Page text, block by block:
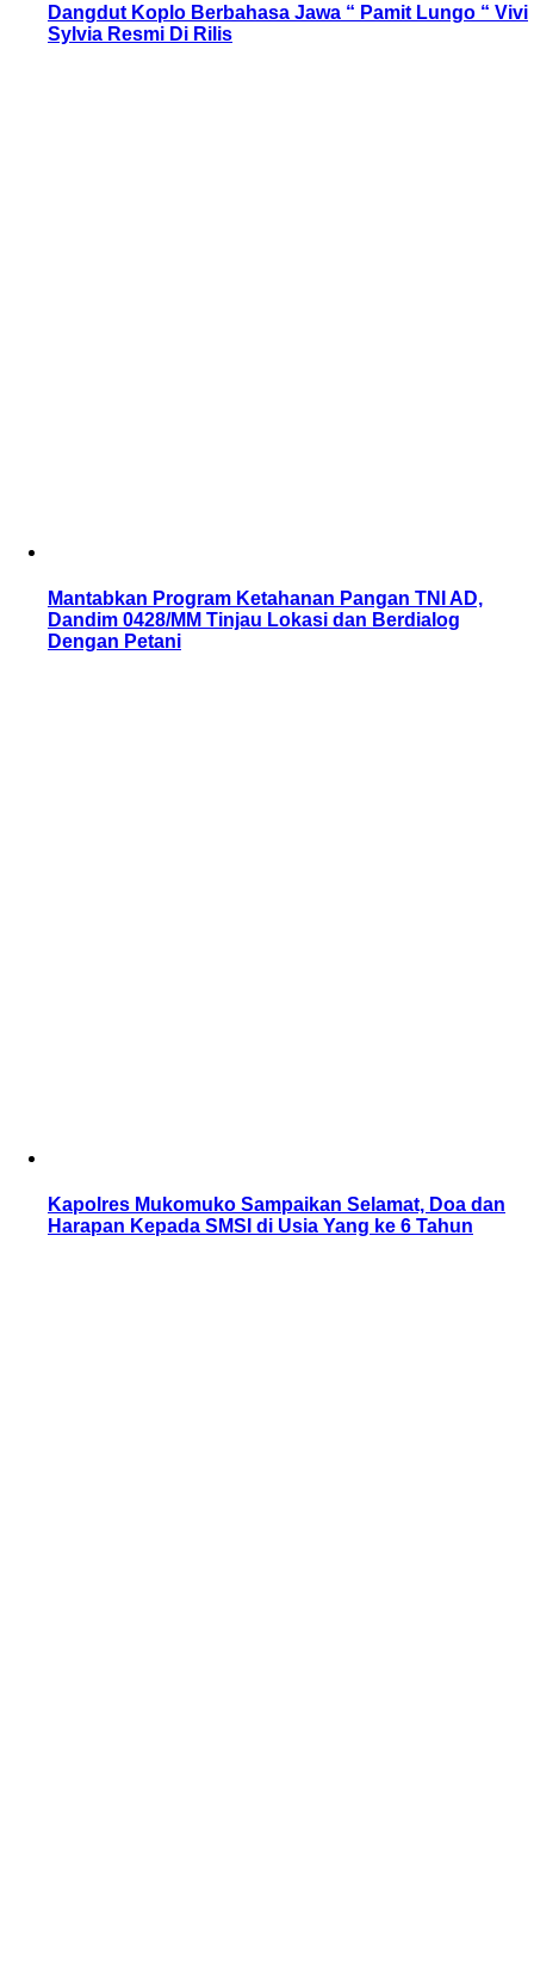
Dangdut Koplo Berbahasa Jawa “ Pamit Lungo “ Vivi
Sylvia Resmi Di Rilis
Mantabkan Program Ketahanan Pangan TNI AD,
Dandim 0428/MM Tinjau Lokasi dan Berdialog
Dengan Petani
Kapolres Mukomuko Sampaikan Selamat, Doa dan
Harapan Kepada SMSI di Usia Yang ke 6 Tahun